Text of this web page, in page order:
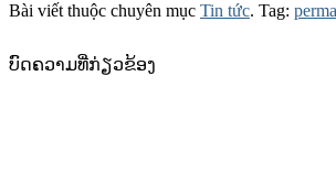
Bài viết thuộc chuyên mục Tin tức. Tag:
ບົດຄວາມທີ່ກ່ຽວຂ້ອງ